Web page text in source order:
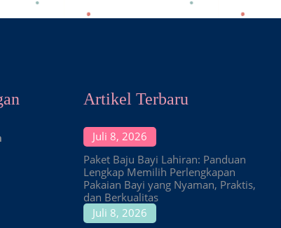
Artikel Terbaru
Juli 8, 2026
Paket Baju Bayi Lahiran: Panduan
Lengkap Memilih Perlengkapan
Pakaian Bayi yang Nyaman, Praktis,
dan Berkualitas
Juli 8, 2026